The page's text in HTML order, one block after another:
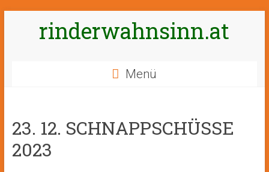
rinderwahnsinn.at
Menü
23. 12. SCHNAPPSCHÜSSE
2023